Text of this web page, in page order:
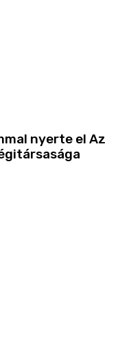
nyerte el Az